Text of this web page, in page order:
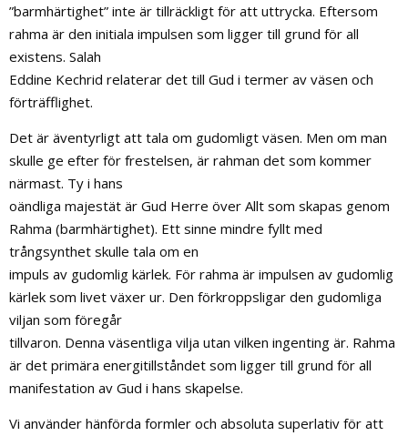
”barmhärtighet” inte är tillräckligt för att uttrycka. Eftersom
rahma är den initiala impulsen som ligger till grund för all
existens. Salah
Eddine Kechrid relaterar det till Gud i termer av väsen och
förträfflighet.
Det är äventyrligt att tala om gudomligt väsen. Men om man
skulle ge efter för frestelsen, är rahman det som kommer
närmast. Ty i hans
oändliga majestät är Gud Herre över Allt som skapas genom
Rahma (barmhärtighet). Ett sinne mindre fyllt med
trångsynthet skulle tala om en
impuls av gudomlig kärlek. För rahma är impulsen av gudomlig
kärlek som livet växer ur. Den förkroppsligar den gudomliga
viljan som föregår
tillvaron. Denna väsentliga vilja utan vilken ingenting är. Rahma
är det primära energitillståndet som ligger till grund för all
manifestation av Gud i hans skapelse.
Vi använder hänförda formler och absoluta superlativ för att